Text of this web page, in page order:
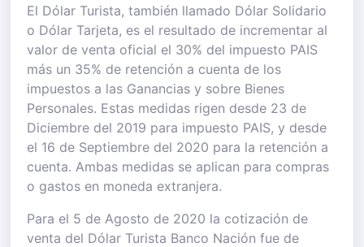
El Dólar Turista, también llamado Dólar Solidario
o Dólar Tarjeta, es el resultado de incrementar al
valor de venta oficial el 30% del impuesto PAIS
más un 35% de retención a cuenta de los
impuestos a las Ganancias y sobre Bienes
Personales. Estas medidas rigen desde 23 de
Diciembre del 2019 para impuesto PAIS, y desde
el 16 de Septiembre del 2020 para la retención a
cuenta. Ambas medidas se aplican para compras
o gastos en moneda extranjera.
Para el 5 de Agosto de 2020 la cotización de
venta del Dólar Turista Banco Nación fue de